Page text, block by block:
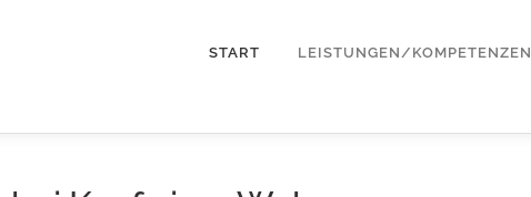
START LEISTUNGEN/KOMPETENZEN